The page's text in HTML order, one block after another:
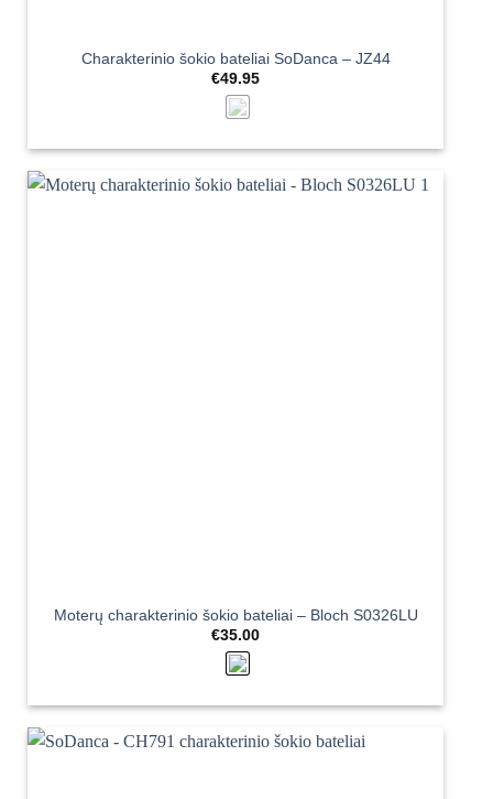
Charakterinio šokio bateliai SoDanca – JZ44
€49.95
Moterų charakterinio šokio bateliai – Bloch S0326LU
€35.00